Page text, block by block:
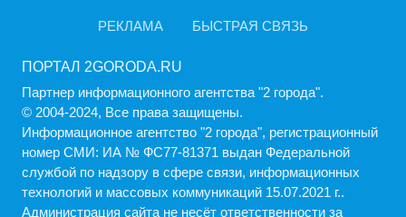
РЕКЛАМА БЫСТРАЯ СВЯЗЬ
ПОРТАЛ 2GORODA.RU
Партнер информационного агентства "2 города".
© 2004-2024, Все права защищены.
Информационное агентство "2 города", регистрационный
номер СМИ: ИА № ФС77-81371 выдан Федеральной
службой по надзору в сфере связи, информационных
технологий и массовых коммуникаций 15.07.2021 г..
Администрация cайта не несёт ответственности за